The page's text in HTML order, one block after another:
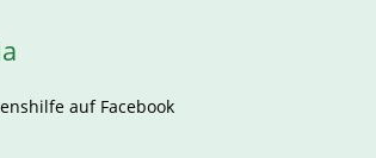
auf Facebook